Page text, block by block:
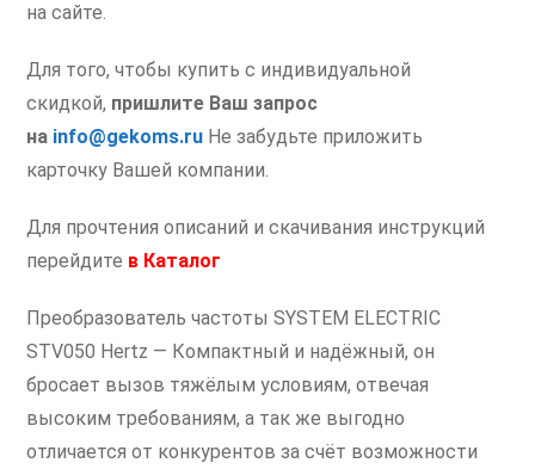
на сайте.
Для того, чтобы купить с индивидуальной
скидкой, пришлите Ваш запрос
на info@gekoms.ru Не забудьте приложить
карточку Вашей компании.
Для прочтения описаний и скачивания инструкций
перейдите в Каталог
Преобразователь частоты SYSTEM ELECTRIC
STV050 Hertz — Компактный и надёжный, он
бросает вызов тяжёлым условиям, отвечая
высоким требованиям, а так же выгодно
отличается от конкурентов за счёт возможности